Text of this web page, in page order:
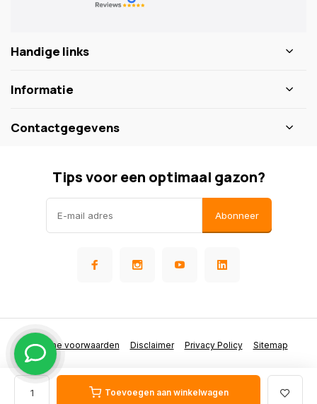
Toevoegen aan winkelwagen
Handige links
Informatie
Contactgegevens
Tips voor een optimaal gazon?
Abonneer
Algemene voorwaarden Disclaimer Privacy Policy Sitemap